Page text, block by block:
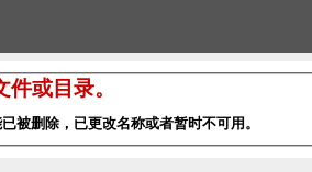
或目录。
被删除，已更改名称或者暂时不可用。